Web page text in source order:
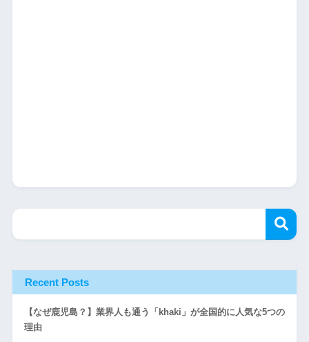
Recent Posts
【なぜ鹿児島？】業界人も通う「khaki」が全国的に人気な5つの
理由